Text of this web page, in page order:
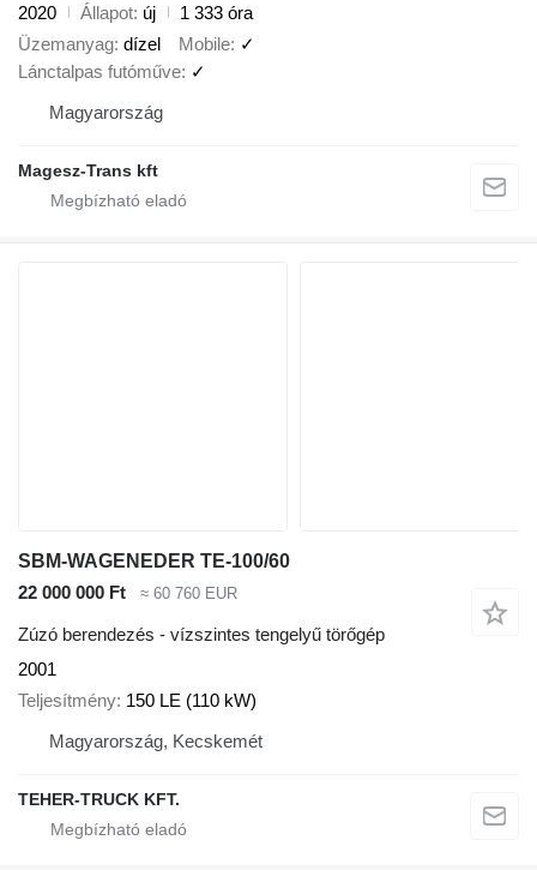
2020
Állapot új
1 333 óra
Üzemanyag dízel Mobile ✓
Lánctalpas futóműve ✓
Magyarország
Magesz-Trans kft
SBM-WAGENEDER TE-100/60
22 000 000 Ft
≈ 60 760 EUR
Zúzó berendezés - vízszintes tengelyű törőgép
2001
Teljesítmény 150 LE (110 kW)
Magyarország, Kecskemét
TEHER-TRUCK KFT.